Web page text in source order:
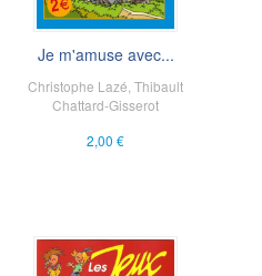
Je m'amuse avec...
Christophe Lazé Thibault
Chattard-Gisserot
2,00 €